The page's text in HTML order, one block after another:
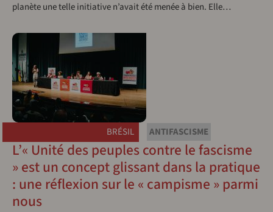
planète une telle initiative n’avait été menée à bien. Elle…
BRÉSIL ANTIFASCISME
L’« Unité des peuples contre le fascisme
» est un concept glissant dans la pratique
: une réflexion sur le « campisme » parmi
nous